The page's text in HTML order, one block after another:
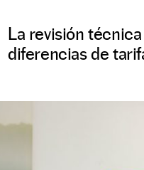
La revisión
diferencias de